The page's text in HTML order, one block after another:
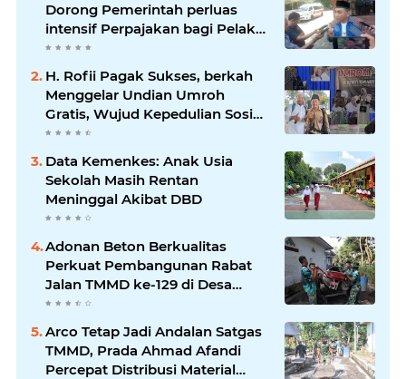
Dorong Pemerintah perluas
intensif Perpajakan bagi Pelaku
Usaha UMKM.
H. Rofii Pagak Sukses, berkah
Menggelar Undian Umroh
Gratis, Wujud Kepedulian Sosial
berbagi.
Data Kemenkes: Anak Usia
Sekolah Masih Rentan
Meninggal Akibat DBD
Adonan Beton Berkualitas
Perkuat Pembangunan Rabat
Jalan TMMD ke-129 di Desa
Ledoktempuro
Arco Tetap Jadi Andalan Satgas
TMMD, Prada Ahmad Afandi
Percepat Distribusi Material